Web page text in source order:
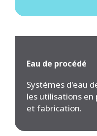
Eau de procédé
Systèmes d'eau
les utilisations
et fabrication.